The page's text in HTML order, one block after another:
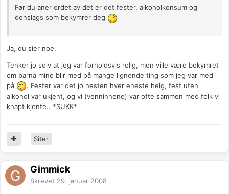
Før du aner ordet av det er det fester, alkoholkonsum og
denslags som bekymrer deg
Ja, du sier noe.
Tenker jo selv at jeg var forholdsvis rolig, men ville være bekymret
om barna mine blir med på mange lignende ting som jeg var med
på
. Fester var det jo nesten hver eneste helg, fest uten
alkohol var ukjent, og vi (venninnene) var ofte sammen med folk vi
knapt kjente.. *SUKK*
Siter
Gimmick
Skrevet 29. januar 2008